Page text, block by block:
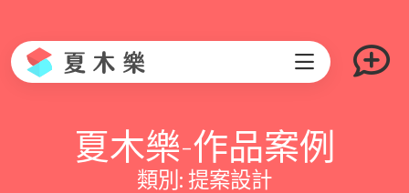
夏木樂-作品案例
類別: 提案設計